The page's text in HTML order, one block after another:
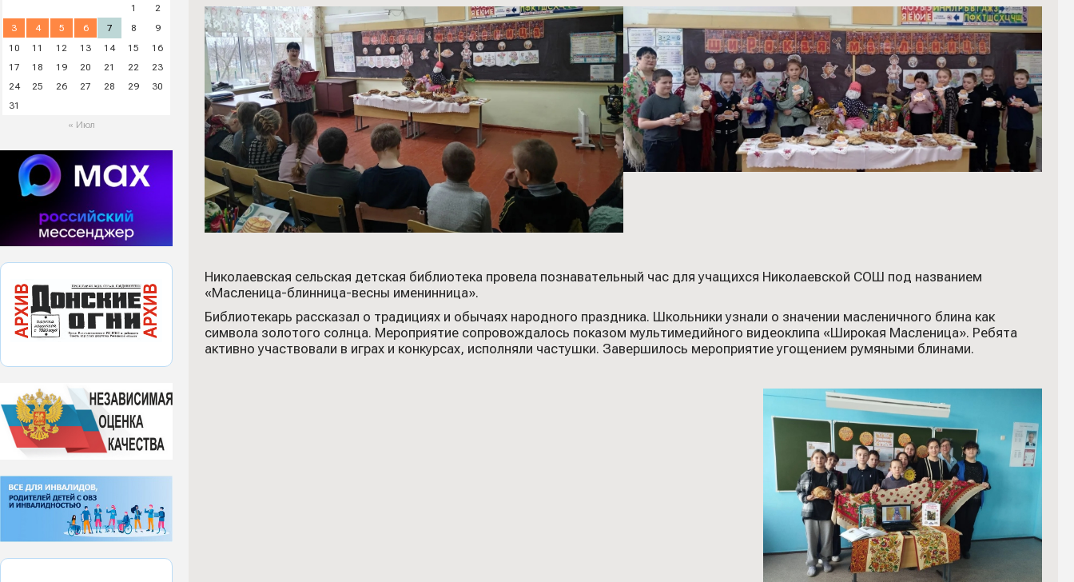
1
2
3
4 5 6 7 8
9
10
11 12 13 14 15
16
17
18 19 20 21 22
23
24
25 26 27 28 29
30
31
« Июл
Николаевская сельская детская библиотека провела познавательный час для учащихся Николаевской СОШ под названием
«Масленица-блинница-весны именинница».
Библиотекарь рассказал о традициях и обычаях народного праздника. Школьники узнали о значении масленичного блина как
символа золотого солнца. Мероприятие сопровождалось показом мультимедийного видеоклипа «Широкая Масленица». Ребята
активно участвовали в играх и конкурсах, исполняли частушки. Завершилось мероприятие угощением румяными блинами.